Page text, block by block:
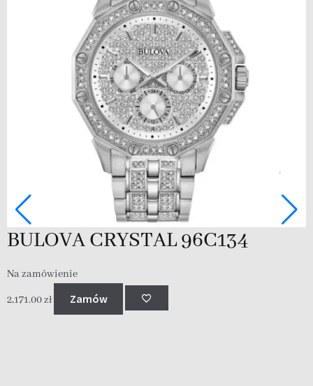
BULOVA CRYSTAL 96C134
Na zamówienie
2,171.00zł Zamów